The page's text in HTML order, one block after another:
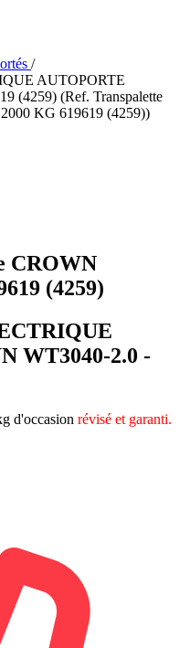
/
AUTOPORTE
(4259) (Ref. Transpalette
KG 619619 (4259))
CROWN
(4259)
WT3040-2.0 -
d'occasion révisé et garanti.